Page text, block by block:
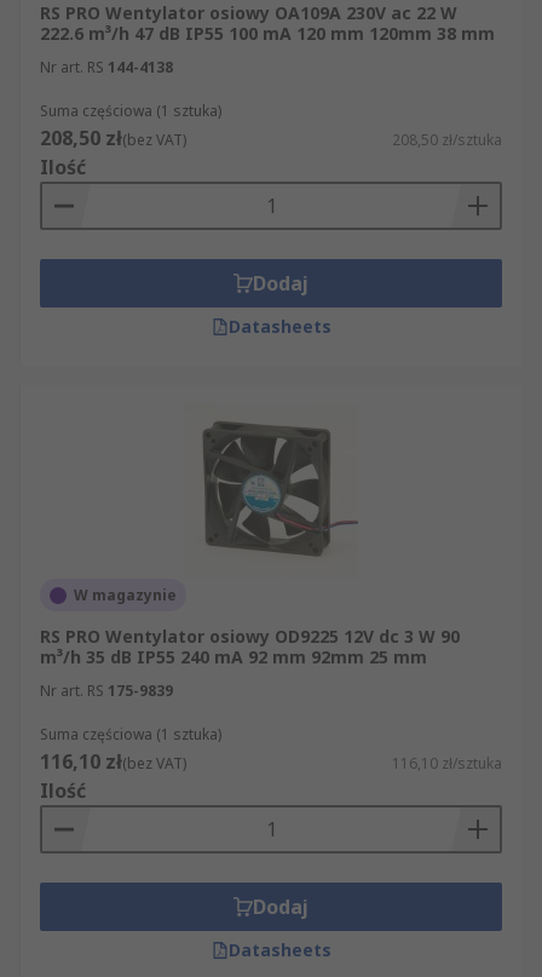
pracował przy prądzie stałym czy
Jakiej prędkości obrotowej oczekujemy?
Poziom hałasu – Czy dane zastosowanie
wymaga cichego wentylatora?
Ciśnienie statyczne – jaka jest odporność na
przepływ powietrza?
Stopień ochrony – Czy wentylator osiowy
potrzebuje stopnia ochrony IP55 lub
Przepływ powietrza – Jaka ilosć powietrza
potrzebna jest do schłodzenia danego
Kształt – kwadratowa czy okrągła rama?
Zastosowania
Wentylatory osiowe są rozwiązaniem, które nie
jest kosztowne i wciąż zachowuje odpowiednie
rezultaty i jakość pracy. To dlatego mają one
szeroki wachlarz zastosowań w kwestii
chłodzenia i wentylacji w niemal każdej branży.
Najczęściej możemy je znaleźć w:
Szafach elektrycznych i obudowy —
utrzymania niskiej temperatury
podzespołów, zapobiegając
przedwczesnemu wystąpieniu awarii.
RS PRO Wentylator osiowy OA109A 230V ac 22 W
222.6 m³/h 47 dB IP55 100 mA 120 mm 120mm 38 mm
Nr art. RS 144-4138
Suma częściowa (1 sztuka)
208,50 zł(bez VAT) 208,50 zł/sztuka
Ilość
Dodaj
Datasheets
W magazynie
RS PRO Wentylator osiowy OD9225 12V dc 3 W 90
m³/h 35 dB IP55 240 mA 92 mm 92mm 25 mm
Nr art. RS 175-9839
Suma częściowa (1 sztuka)
116,10 zł(bez VAT) 116,10 zł/sztuka
Ilość
Dodaj
Datasheets